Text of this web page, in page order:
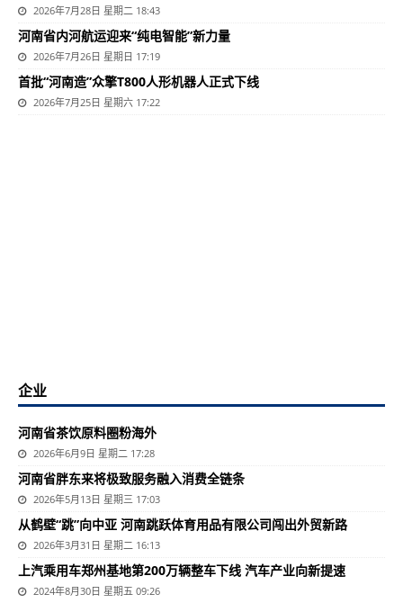
2026年7月28日 星期二 18:43
河南省内河航运迎来“纯电智能”新力量
2026年7月26日 星期日 17:19
首批“河南造”众擎T800人形机器人正式下线
2026年7月25日 星期六 17:22
企业
河南省茶饮原料圈粉海外
2026年6月9日 星期二 17:28
河南省胖东来将极致服务融入消费全链条
2026年5月13日 星期三 17:03
从鹤壁“跳”向中亚 河南跳跃体育用品有限公司闯出外贸新路
2026年3月31日 星期二 16:13
上汽乘用车郑州基地第200万辆整车下线 汽车产业向新提速
2024年8月30日 星期五 09:26